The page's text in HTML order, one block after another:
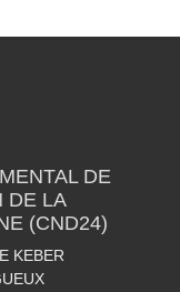
DE
DE LA
(CND24)
KEBER